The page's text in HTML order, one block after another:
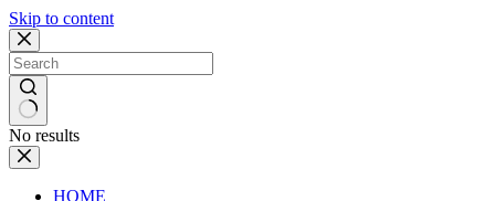
Skip to content
No results
HOME